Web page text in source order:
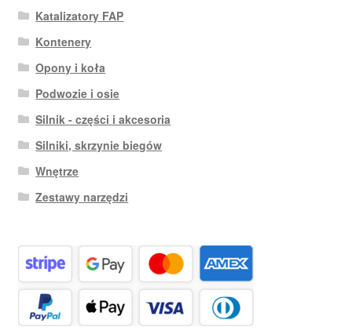
Katalizatory FAP
Kontenery
Opony i koła
Podwozie i osie
Silnik - części i akcesoria
Silniki, skrzynie biegów
Wnętrze
Zestawy narzędzi